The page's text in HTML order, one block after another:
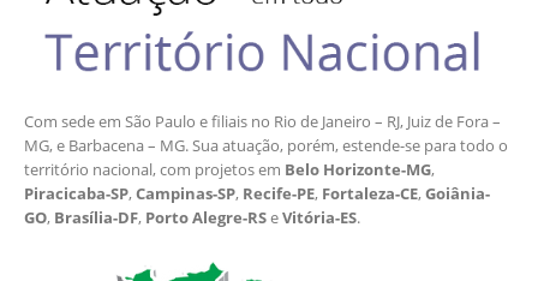
Com sede em São Paulo e filiais no Rio de Janeiro – RJ, Juiz de Fora –
MG, e Barbacena – MG. Sua atuação, porém, estende-se para todo o
território nacional, com projetos em Belo Horizonte-MG,
Piracicaba-SP,Campinas-SP, Recife-PE, Fortaleza-CE,Goiânia-
GO, Brasília-DF, Porto Alegre-RSeVitória-ES.